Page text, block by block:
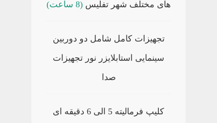
های مختلف شهر تفلیس(8 ساعت)
تجهیزات کامل شامل دو دوربین
سینمایی استابلایزر نور تجهیزات
صدا
کلیپ فرمالیته 5 الی 6 دقیقه ای